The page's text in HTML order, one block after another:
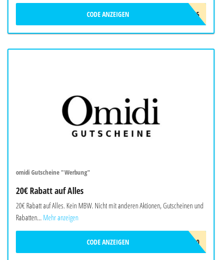
WELAX15
CODE ANZEIGEN
omidi Gutscheine "Werbung"
20€ Rabatt auf Alles
20€ Rabatt auf Alles. Kein MBW. Nicht mit anderen Aktionen, Gutscheinen und
Rabatten... Mehr anzeigen
OMIDI20
CODE ANZEIGEN